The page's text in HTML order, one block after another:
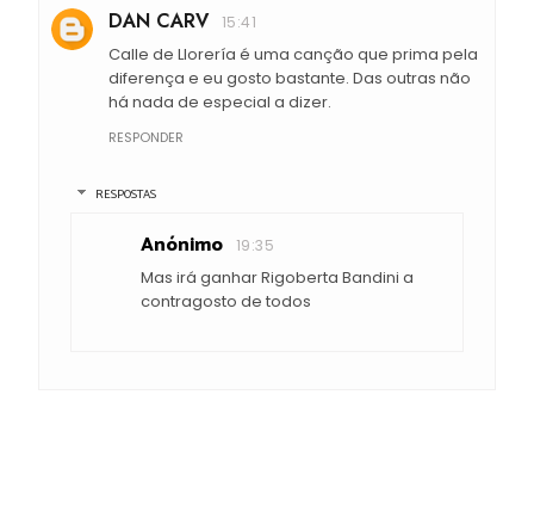
DAN CARV 15:41
Calle de Llorería é uma canção que prima pela
diferença e eu gosto bastante. Das outras não
há nada de especial a dizer.
RESPONDER
RESPOSTAS
Anónimo 19:35
Mas irá ganhar Rigoberta Bandini a
contragosto de todos